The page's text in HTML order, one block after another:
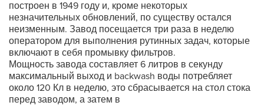
построен в 1949 году и, кроме некоторых
незначительных обновлений, по существу остался
неизменным. Завод посещается три раза в неделю
оператором для выполнения рутинных задач, которые
включают в себя промывку фильтров.
Мощность завода составляет 6 литров в секунду
максимальный выход и backwash воды потребляет
около 120 Кл в неделю, это сбрасывается на стол стока
перед заводом, а затем в